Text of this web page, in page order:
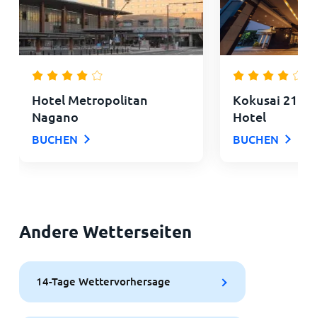
Hotel Metropolitan
Nagano
BUCHEN
Kokusai 21
Hotel
BUCHEN
Andere Wetterseiten
14-Tage Wettervorhersage